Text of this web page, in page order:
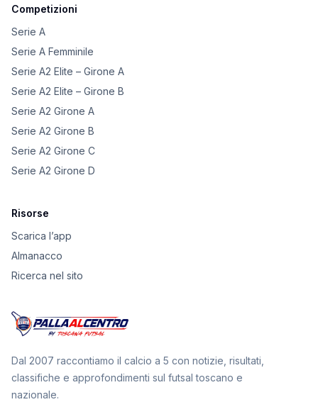
Competizioni
Serie A
Serie A Femminile
Serie A2 Elite – Girone A
Serie A2 Elite – Girone B
Serie A2 Girone A
Serie A2 Girone B
Serie A2 Girone C
Serie A2 Girone D
Risorse
Scarica l’app
Almanacco
Ricerca nel sito
Dal 2007 raccontiamo il calcio a 5 con notizie, risultati,
classifiche e approfondimenti sul futsal toscano e
nazionale.